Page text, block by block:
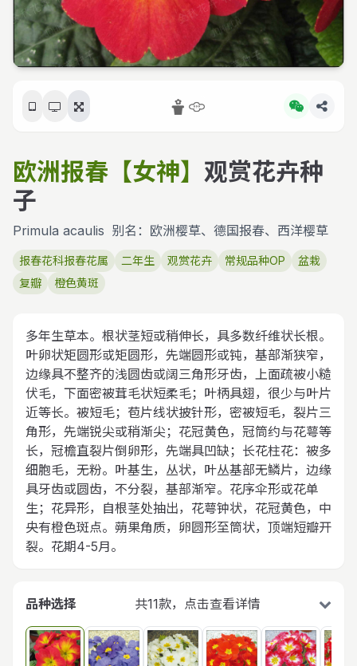
欧洲报春【女神】 观赏花卉种
子
Primula acaulis 别名：欧洲樱草、德国报春、西洋樱草
报春花科报春花属 二年生 观赏花卉 常规品种OP
盆栽
复瓣
橙色黄斑
多年生草本。根状茎短或稍伸长，具多数纤维状长根。
叶卵状矩圆形或矩圆形，先端圆形或钝，基部渐狭窄，
边缘具不整齐的浅圆齿或阔三角形牙齿，上面疏被小糙
伏毛，下面密被茸毛状短柔毛；叶柄具翅，很少与叶片
近等长。被短毛；苞片线状披针形，密被短毛，裂片三
角形，先端锐尖或稍渐尖；花冠黄色，冠筒约与花萼等
长，冠檐直裂片倒卵形，先端具凹缺；长花柱花：被多
细胞毛，无粉。叶基生，丛状，叶丛基部无鳞片，边缘
具牙齿或圆齿，不分裂，基部渐窄。花序伞形或花单
生；花异形，自根茎处抽出，花萼钟状，花冠黄色，中
央有橙色斑点。蒴果角质，卵圆形至筒状，顶端短瓣开
裂。花期4-5月。
品种选择 共11款，点击查看详情